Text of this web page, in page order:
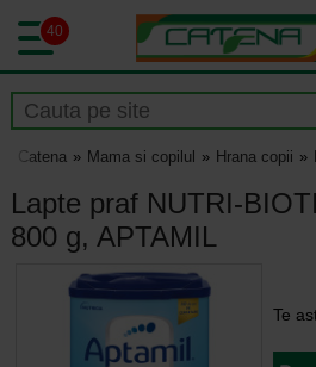
40
Catena Mama si copilul Hrana copii
Lapte praf NUTRI-
800 g, APTAMIL
Te